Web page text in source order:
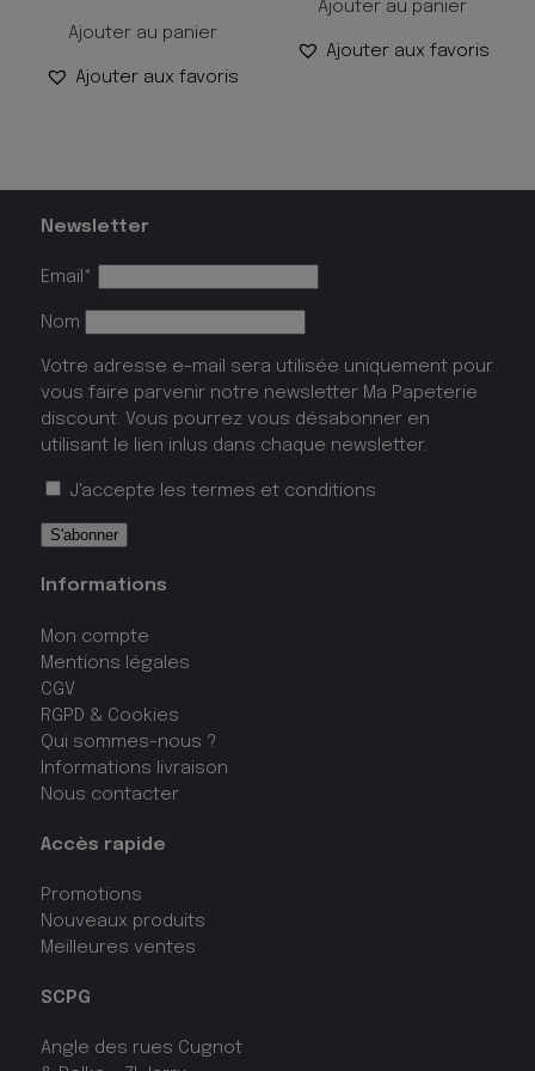
Ajouter au panier
Ajouter aux favoris
Ajouter au panier
Ajouter aux favoris
Newsletter
Email*
Nom
Votre adresse e-mail sera utilisée uniquement pour
vous faire parvenir notre newsletter Ma Papeterie
discount. Vous pourrez vous désabonner en
utilisant le lien inlus dans chaque newsletter.
J'accepte les termes et conditions
Informations
Mon compte
Mentions légales
CGV
RGPD & Cookies
Qui sommes-nous ?
Informations livraison
Nous contacter
Accès rapide
Promotions
Nouveaux produits
Meilleures ventes
SCPG
Angle des rues Cugnot